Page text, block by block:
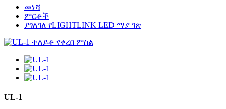
መነሻ
ምርቶች
ያገለገለ የLIGHTLINK LED ማያ ገጽ
UL-1